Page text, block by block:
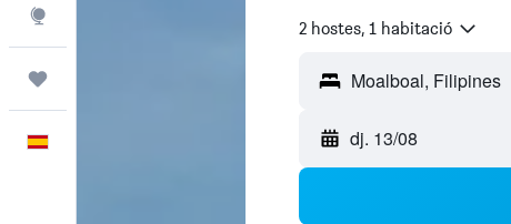
2 hostes, 1 habitació
dj. 13/08